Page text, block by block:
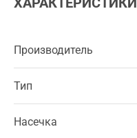
Производитель
Тип
Насечка